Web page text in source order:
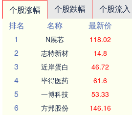
个股涨幅 个股跌幅 个股流入
排名
名称 最新价
1
N展芯 118.02
2 志特新材 14.8
3 近岸蛋白 46.72
4 毕得医药 61.6
5 一博科技 53.33
6 方邦股份 146.16